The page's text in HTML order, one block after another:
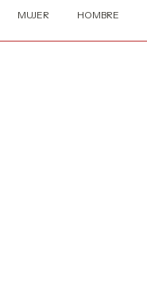
MUJER HOMBRE